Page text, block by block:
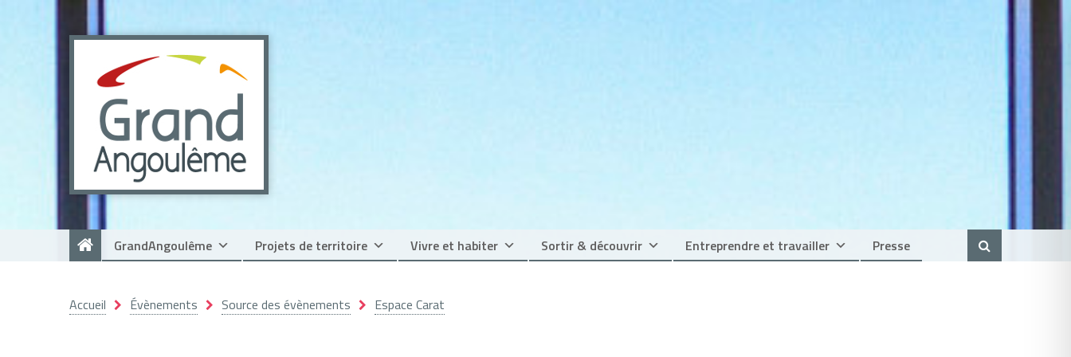
GrandAngoulême Projets de territoire Vivre et habiter Sortir & découvrir Entreprendre et travailler Presse
Accueil Évènements Source des évènements Espace Carat